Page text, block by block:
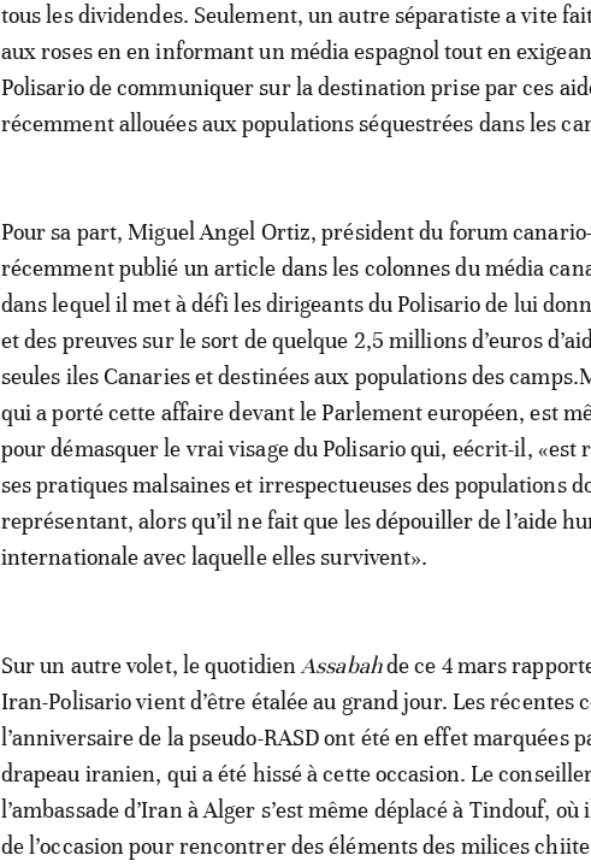
tous les dividendes. Seulement, un autre séparatiste a vite
aux roses en en informant un média espagnol tout en
Polisario de communiquer sur la destination prise par ces
récemment allouées aux populations séquestrées dans les
Pour sa part, Miguel Angel Ortiz, président du forum
récemment publié un article dans les colonnes du média
dans lequel il met à défi les dirigeants du Polisario de lui
et des preuves sur le sort de quelque 2,5 millions d’euros
seules iles Canaries et destinées aux populations des
qui a porté cette affaire devant le Parlement européen, est
pour démasquer le vrai visage du Polisario qui, eécrit-il, «est
ses pratiques malsaines et irrespectueuses des populations
représentant, alors qu’il ne fait que les dépouiller de l’aide
internationale avec laquelle elles survivent».
Sur un autre volet, le quotidienAssabahde ce 4 mars
Iran-Polisario vient d’être étalée au grand jour. Les récentes
l’anniversaire de la pseudo-RASD ont été en effet marquées
drapeau iranien, qui a été hissé à cette occasion. Le
l’ambassade d’Iran à Alger s’est même déplacé à Tindouf,
de l’occasion pour rencontrer des éléments des milices